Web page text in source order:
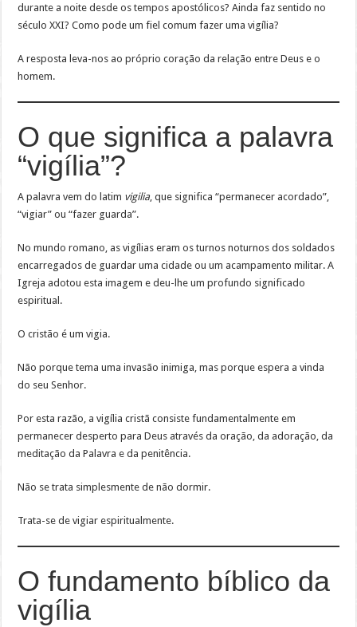
durante a noite desde os tempos apostólicos? Ainda faz sentido no
século XXI? Como pode um fiel comum fazer uma vigília?
A resposta leva-nos ao próprio coração da relação entre Deus e o
homem.
O que significa a palavra
“vigília”?
A palavra vem do latim vigilia, que significa “permanecer acordado”,
“vigiar” ou “fazer guarda”.
No mundo romano, as vigílias eram os turnos noturnos dos soldados
encarregados de guardar uma cidade ou um acampamento militar. A
Igreja adotou esta imagem e deu-lhe um profundo significado
espiritual.
O cristão é um vigia.
Não porque tema uma invasão inimiga, mas porque espera a vinda
do seu Senhor.
Por esta razão, a vigília cristã consiste fundamentalmente em
permanecer desperto para Deus através da oração, da adoração, da
meditação da Palavra e da penitência.
Não se trata simplesmente de não dormir.
Trata-se de vigiar espiritualmente.
O fundamento bíblico da
vigília